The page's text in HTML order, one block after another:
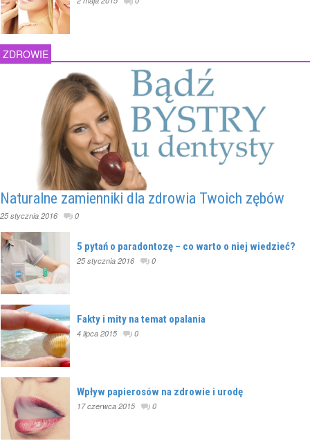
ZDROWIE
Naturalne zamienniki dla zdrowia Twoich zębów
25 stycznia 2016 0
5 pytań o paradontozę – co warto o niej wiedzieć?
25 stycznia 2016 0
Fakty i mity na temat opalania
4 lipca 2015 0
Wpływ papierosów na zdrowie i urodę
17 czerwca 2015 0